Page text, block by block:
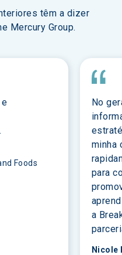
têm a dizer
Mercury Group.
Foods
No
minha
para
a
Nicole